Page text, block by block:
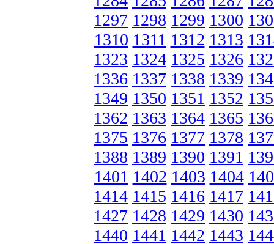
1297 1298 1299 1300
1310 1311 1312 1313
1323 1324 1325 1326
1336 1337 1338 1339
1349 1350 1351 1352
1362 1363 1364 1365
1375 1376 1377 1378
1388 1389 1390 1391
1401 1402 1403 1404
1414 1415 1416 1417
1427 1428 1429 1430
1440 1441 1442 1443